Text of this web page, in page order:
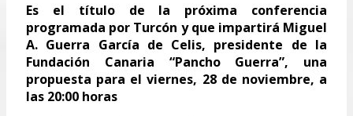
Es el título de la próxima conferencia
programada por Turcón y que impartirá Miguel
A. Guerra García de Celis, presidente de la
Fundación Canaria “Pancho Guerra”, una
propuesta para el viernes, 28 de noviembre, a
las 20:00 horas